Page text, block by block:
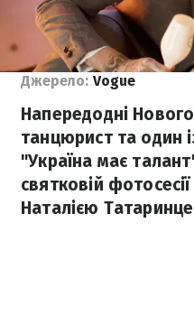
Джерело: Vogue
Напередодні
танцюрист та один
"Україна має
святковій
Наталією